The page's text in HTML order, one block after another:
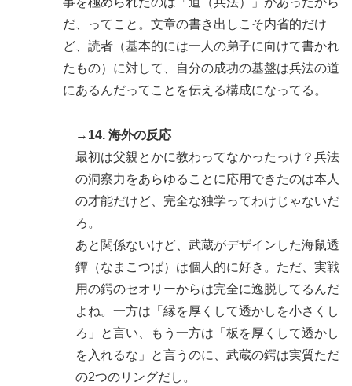
だ、ってこと。文章の書き出しこそ内省的だけ
ど、読者（基本的には一人の弟子に向けて書かれ
たもの）に対して、自分の成功の基盤は兵法の道
にあるんだってことを伝える構成になってる。
→14. 海外の反応
最初は父親とかに教わってなかったっけ？兵法
の洞察力をあらゆることに応用できたのは本人
の才能だけど、完全な独学ってわけじゃないだ
ろ。
あと関係ないけど、武蔵がデザインした海鼠透
鐔（なまこつば）は個人的に好き。ただ、実戦
用の鍔のセオリーからは完全に逸脱してるんだ
よね。一方は「縁を厚くして透かしを小さくし
ろ」と言い、もう一方は「板を厚くして透かし
を入れるな」と言うのに、武蔵の鍔は実質ただ
の2つのリングだし。